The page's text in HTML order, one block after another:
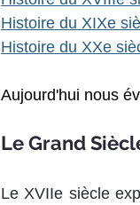
Histoire du XIXe
Histoire du XXe
Aujourd'hui nous
Le Grand
Le XVIIe siècle